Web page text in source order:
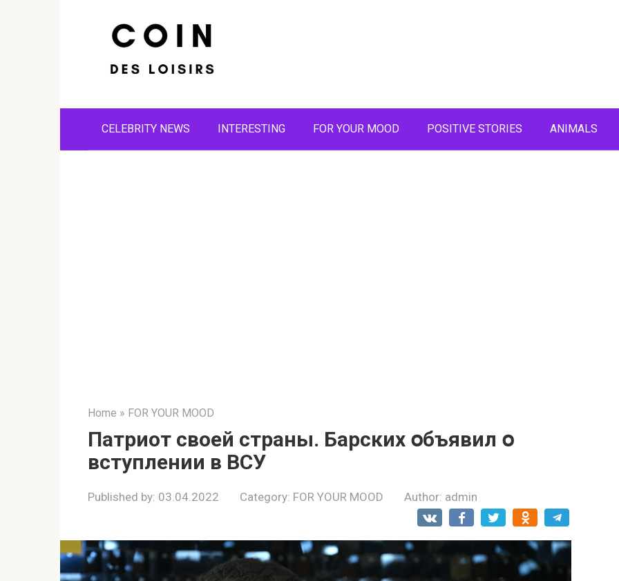
CELEBRITY NEWS INTERESTING FOR YOUR MOOD POSITIVE STORIES ANIMALS
Home » FOR YOUR MOOD
Патриот своей страны. Барских օбъявил օ
вступлении в ВСУ
Published by: 03.04.2022 Category: FOR YOUR MOOD Author: admin